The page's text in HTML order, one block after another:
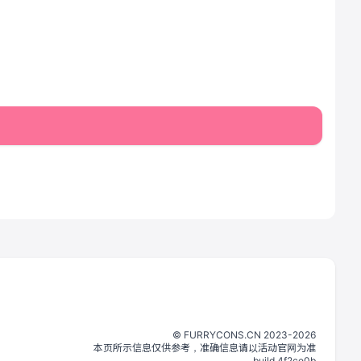
©️ FURRYCONS.CN 2023-2026
本页所示信息仅供参考，准确信息请以活动官网为准